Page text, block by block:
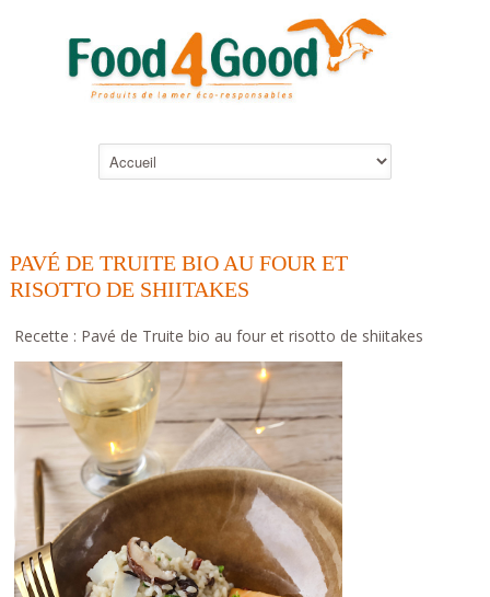
PAVÉ DE TRUITE BIO AU FOUR ET
RISOTTO DE SHIITAKES
Recette : Pavé de Truite bio au four et risotto de shiitakes